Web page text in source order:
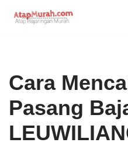
Cara
Pasang